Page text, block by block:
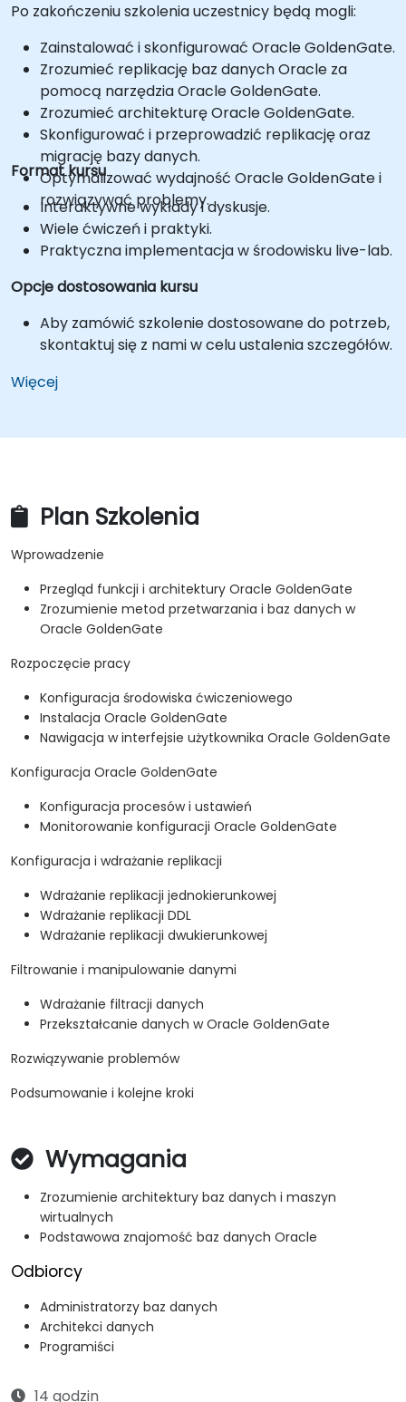
Po zakończeniu szkolenia uczestnicy będą mogli:
Zainstalować i skonfigurować Oracle GoldenGate.
Zrozumieć replikację baz danych Oracle za
pomocą narzędzia Oracle GoldenGate.
Zrozumieć architekturę Oracle GoldenGate.
Skonfigurować i przeprowadzić replikację oraz
migrację bazy danych.
Optymalizować wydajność Oracle GoldenGate i
rozwiązywać problemy.
Format kursu
Interaktywne wykłady i dyskusje.
Wiele ćwiczeń i praktyki.
Praktyczna implementacja w środowisku live-lab.
Opcje dostosowania kursu
Aby zamówić szkolenie dostosowane do potrzeb,
skontaktuj się z nami w celu ustalenia szczegółów.
Więcej
Plan Szkolenia
Wprowadzenie
Przegląd funkcji i architektury Oracle GoldenGate
Zrozumienie metod przetwarzania i baz danych w
Oracle GoldenGate
Rozpoczęcie pracy
Konfiguracja środowiska ćwiczeniowego
Instalacja Oracle GoldenGate
Nawigacja w interfejsie użytkownika Oracle GoldenGate
Konfiguracja Oracle GoldenGate
Konfiguracja procesów i ustawień
Monitorowanie konfiguracji Oracle GoldenGate
Konfiguracja i wdrażanie replikacji
Wdrażanie replikacji jednokierunkowej
Wdrażanie replikacji DDL
Wdrażanie replikacji dwukierunkowej
Filtrowanie i manipulowanie danymi
Wdrażanie filtracji danych
Przekształcanie danych w Oracle GoldenGate
Rozwiązywanie problemów
Podsumowanie i kolejne kroki
Wymagania
Zrozumienie architektury baz danych i maszyn
wirtualnych
Podstawowa znajomość baz danych Oracle
Odbiorcy
Administratorzy baz danych
Architekci danych
Programiści
14 godzin